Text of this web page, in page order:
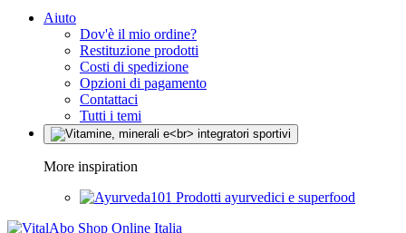
Aiuto
Dov'è il mio ordine?
Restituzione prodotti
Costi di spedizione
Opzioni di pagamento
Contattaci
Tutti i temi
More inspiration
Prodotti ayurvedici e superfood